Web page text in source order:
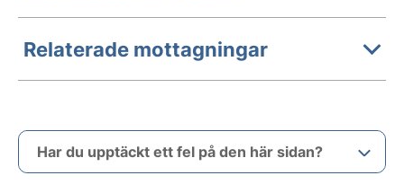
Relaterade mottagningar
Har du upptäckt ett fel på den här sidan?